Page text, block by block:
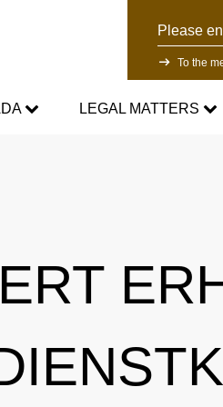
Search
To the
LEGAL MATTERS
NADC
Sanctions
Cortisone
Prohibited List